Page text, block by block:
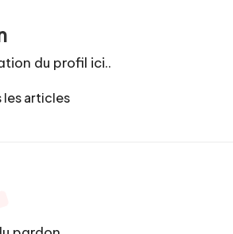
du profil ici..
les articles